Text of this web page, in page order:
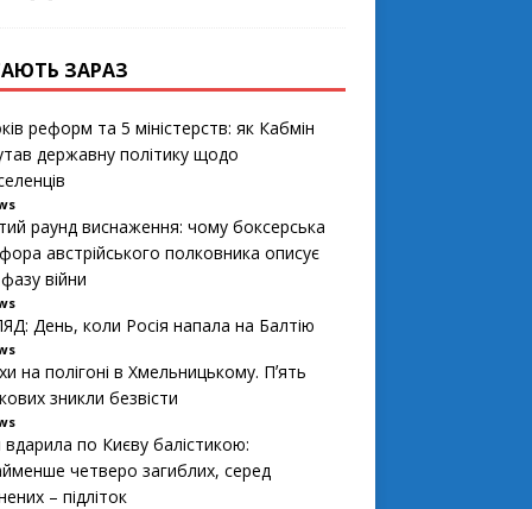
ЗАРАЗ
реформ та 5 міністерств: як Кабмін
державну політику щодо
раунд виснаження: чому боксерська
австрійського полковника описує
війни
День, коли Росія напала на Балтію
на полігоні в Хмельницькому. Пʼять
зникли безвісти
вдарила по Києву балістикою:
четверо загиблих, серед
– підліток